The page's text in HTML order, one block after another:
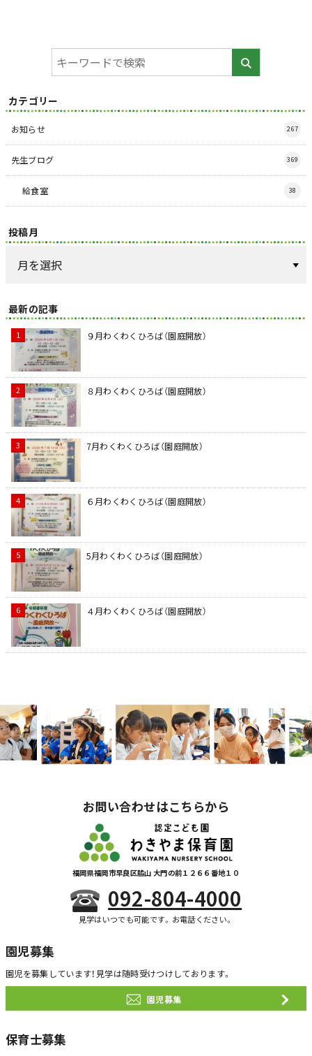
カテゴリー
お知らせ 267
先生ブログ 369
給食室 38
投稿月
最新の記事
９月わくわくひろば（園庭開放）
８月わくわくひろば（園庭開放）
7月わくわくひろば（園庭開放）
６月わくわくひろば（園庭開放）
5月わくわくひろば（園庭開放）
４月わくわくひろば（園庭開放）
お問い合わせはこちらから
福岡県福岡市早良区脇山 大門の前１２６６番地１０
092-804-4000
見学はいつでも可能です。お電話ください。
園児募集
園児を募集しています！ 見学は随時受けつけしております。
園児募集
保育士募集